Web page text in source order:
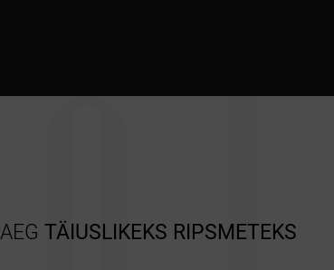
AEG TÄIUSLIKEKS RIPSMETEKS